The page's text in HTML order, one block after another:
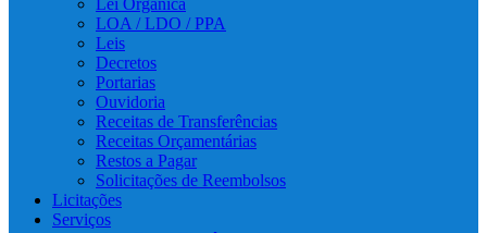
Lei Orgânica
LOA / LDO / PPA
Leis
Decretos
Portarias
Ouvidoria
Receitas de Transferências
Receitas Orçamentárias
Restos a Pagar
Solicitações de Reembolsos
Licitações
Serviços